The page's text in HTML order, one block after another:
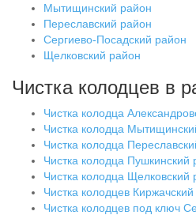
Мытищинский район
Переславский район
Сергиево-Посадский район
Щелковский район
Чистка колодцев в
Чистка колодца
Чистка колодца
Чистка колодца
Чистка колодца Пушкинский
Чистка колодца Щелковский
Чистка колодцев
Чистка колодцев под ключ